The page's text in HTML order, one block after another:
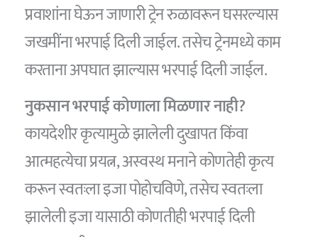
प्रवाशांना घेऊन जाणारी ट्रेन रुळावरून घसरल्यास
जखमींना भरपाई दिली जाईल. तसेच ट्रेनमध्ये काम
करताना अपघात झाल्यास भरपाई दिली जाईल.
नुकसान भरपाई कोणाला मिळणार नाही?
कायदेशीर कृत्यामुळे झालेली दुखापत किंवा
आत्महत्येचा प्रयत्न, अस्वस्थ मनाने कोणतेही कृत्य
करून स्वतःला इजा पोहोचविणे, तसेच स्वतःला
झालेली इजा यासाठी कोणतीही भरपाई दिली